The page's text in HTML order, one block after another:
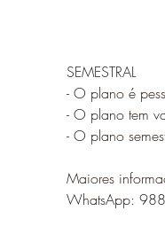
SEMESTRAL
- O plano é
- O plano tem
- O plano
Maiores
WhatsApp: